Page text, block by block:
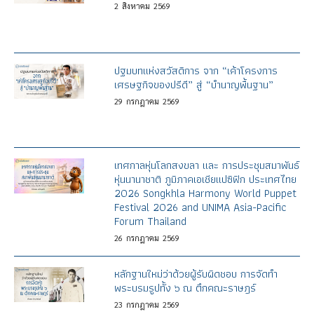
2 สิงหาคม 2569
ปฐมบทแห่งสวัสดิการ จาก “เค้าโครงการ
เศรษฐกิจของปรีดี” สู่ “บำนาญพื้นฐาน”
29 กรกฎาคม 2569
เทศกาลหุ่นโลกสงขลา และ การประชุมสมาพันธ์
หุ่นนานาชาติ ภูมิภาคเอเชียแปซิฟิก ประเทศไทย
2026 Songkhla Harmony World Puppet
Festival 2026 and UNIMA Asia-Pacific
Forum Thailand
26 กรกฎาคม 2569
หลักฐานใหม่ว่าด้วยผู้รับผิดชอบ การจัดทำ
พระบรมรูปทั้ง ๖ ณ ตึกคณะราษฎร์
23 กรกฎาคม 2569